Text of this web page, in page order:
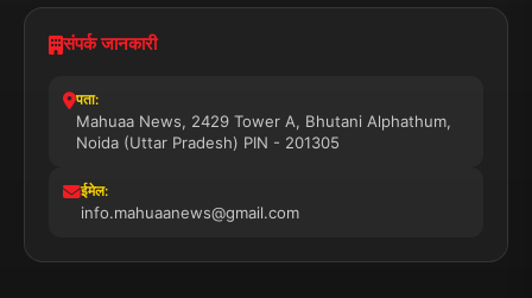
संपर्क जानकारी
पता:
Mahuaa News, 2429 Tower A, Bhutani Alphathum,
Noida (Uttar Pradesh) PIN - 201305
ईमेल:
info.mahuaanews@gmail.com